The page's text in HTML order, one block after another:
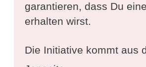
garantieren, dass Du
erhalten wirst.
Die Initiative kommt aus